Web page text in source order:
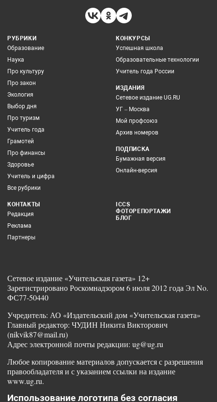
РУБРИКИ
Образование
Наука
Про культуру
Про закон
Экология
Выбор дня
Про туризм
Учитель года
Грамотей
Про финансы
Здоровье
Учитель и цифра
Все рубрики
КОНКУРСЫ
Успешная школа
Образовательные технологии
Учитель года России
ИЗДАНИЯ
Сетевое издание UG.RU
УГ – Москва
Мой профсоюз
Архив номеров
ПОДПИСКА
Бумажная версия
Онлайн-версия
КОНТАКТЫ
Редакция
Реклама
Партнеры
ICCS
ФОТОРЕПОРТАЖИ
БЛОГ
Сетевое издание «Учительская газета» 12+
Зарегистрировано Роскомнадзором 6 июля 2012 года Эл No.
ФС77-50440
Учредитель: АО «Издательский дом «Учительская газета»
Главный редактор: ЧУДИН Никита Викторович
(nikvik87@mail.ru)
Адрес электронной почты редакции: ug@ug.ru
Любое копирование материалов допускается с разрешения
правообладателя и с указанием ссылки на издание
www.ug.ru.
Использование логотипа без согласия